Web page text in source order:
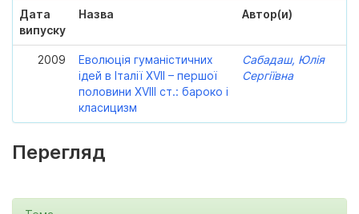
Дата
випуску
Назва Автор(и)
2009
Еволюція гуманістичних
ідей в Італії XVII – першої
половини XVIII ст.: бароко і
класицизм
Сабадаш, Юлія
Сергіївна
Перегляд